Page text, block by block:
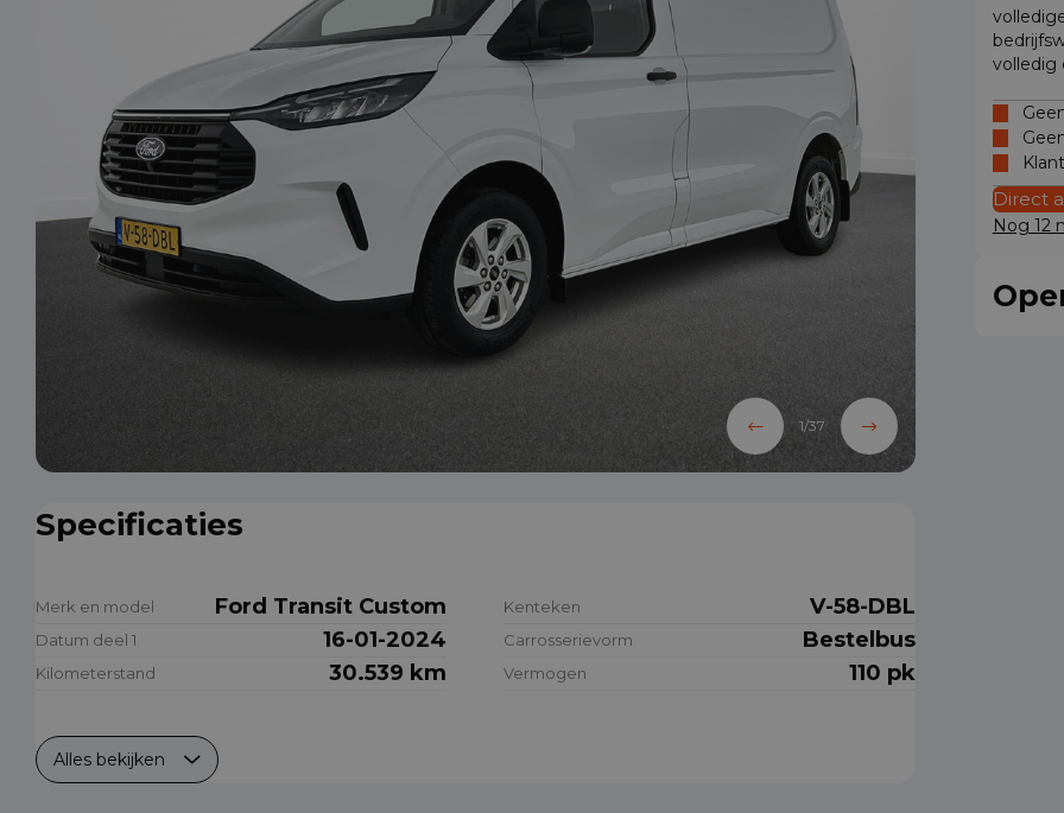
1/37
Specificaties
Merk en model Ford Transit Custom Kenteken V-58-DBL
Datum deel 1 16-01-2024 Carrosserievorm Bestelbus
Kilometerstand 30.539 km Vermogen 110 pk
Alles bekijken
volledig
Direct
Nog 12